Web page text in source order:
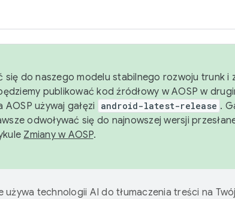
się do naszego modelu stabilnego rozwoju trunk i
publikować kod źródłowy w AOSP w
używaj gałęzi
android-latest-release .
odwoływać się do najnowszej wersji
Zmiany w AOSP.
używa technologii AI do tłumaczenia treści na Twój